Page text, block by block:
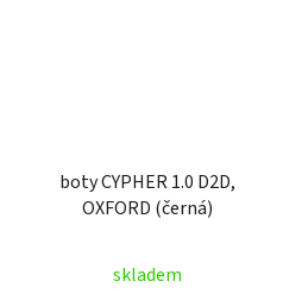
boty CYPHER 1.0 D2D,
OXFORD (černá)
skladem